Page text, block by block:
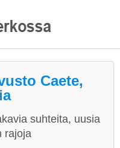
Caete,
suhteita, uusia
rajoja